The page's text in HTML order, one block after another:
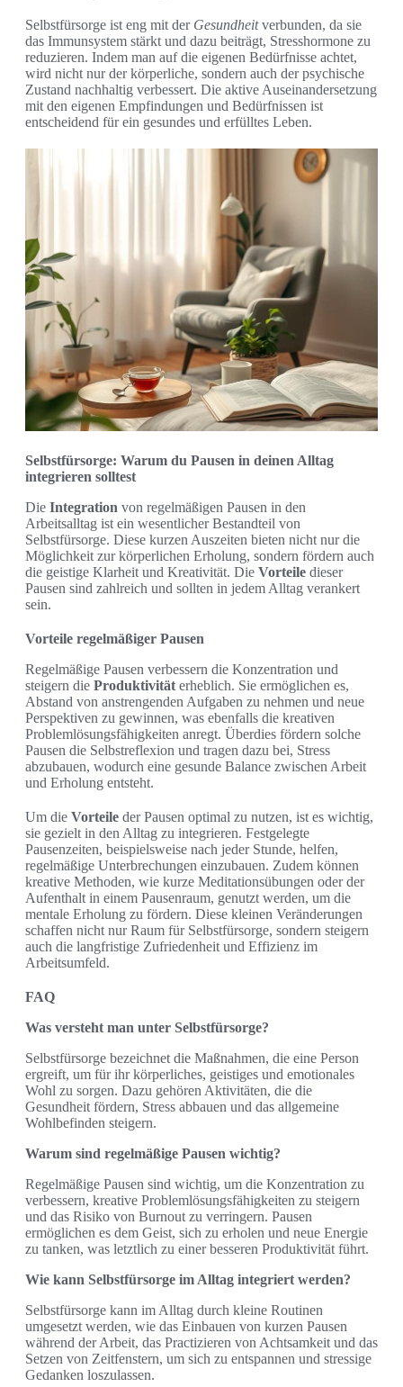
Selbstfürsorge ist eng mit der Gesundheitverbunden, da sie
das Immunsystem stärkt und dazu beiträgt, Stresshormone zu
reduzieren. Indem man auf die eigenen Bedürfnisse achtet,
wird nicht nur der körperliche, sondern auch der psychische
Zustand nachhaltig verbessert. Die aktive Auseinandersetzung
mit den eigenen Empfindungen und Bedürfnissen ist
entscheidend für ein gesundes und erfülltes Leben.
Selbstfürsorge: Warum du Pausen in deinen Alltag
integrieren solltest
Die Integration von regelmäßigen Pausen in den
Arbeitsalltag ist ein wesentlicher Bestandteil von
Selbstfürsorge. Diese kurzen Auszeiten bieten nicht nur die
Möglichkeit zur körperlichen Erholung, sondern fördern auch
die geistige Klarheit und Kreativität. Die Vorteile dieser
Pausen sind zahlreich und sollten in jedem Alltag verankert
sein.
Vorteile regelmäßiger Pausen
Regelmäßige Pausen verbessern die Konzentration und
steigern die Produktivität erheblich. Sie ermöglichen es,
Abstand von anstrengenden Aufgaben zu nehmen und neue
Perspektiven zu gewinnen, was ebenfalls die kreativen
Problemlösungsfähigkeiten anregt. Überdies fördern solche
Pausen die Selbstreflexion und tragen dazu bei, Stress
abzubauen, wodurch eine gesunde Balance zwischen Arbeit
und Erholung entsteht.
Um die Vorteile der Pausen optimal zu nutzen, ist es wichtig,
sie gezielt in den Alltag zu integrieren. Festgelegte
Pausenzeiten, beispielsweise nach jeder Stunde, helfen,
regelmäßige Unterbrechungen einzubauen. Zudem können
kreative Methoden, wie kurze Meditationsübungen oder der
Aufenthalt in einem Pausenraum, genutzt werden, um die
mentale Erholung zu fördern. Diese kleinen Veränderungen
schaffen nicht nur Raum für Selbstfürsorge, sondern steigern
auch die langfristige Zufriedenheit und Effizienz im
Arbeitsumfeld.
FAQ
Was versteht man unter Selbstfürsorge?
Selbstfürsorge bezeichnet die Maßnahmen, die eine Person
ergreift, um für ihr körperliches, geistiges und emotionales
Wohl zu sorgen. Dazu gehören Aktivitäten, die die
Gesundheit fördern, Stress abbauen und das allgemeine
Wohlbefinden steigern.
Warum sind regelmäßige Pausen wichtig?
Regelmäßige Pausen sind wichtig, um die Konzentration zu
verbessern, kreative Problemlösungsfähigkeiten zu steigern
und das Risiko von Burnout zu verringern. Pausen
ermöglichen es dem Geist, sich zu erholen und neue Energie
zu tanken, was letztlich zu einer besseren Produktivität führt.
Wie kann Selbstfürsorge im Alltag integriert werden?
Selbstfürsorge kann im Alltag durch kleine Routinen
umgesetzt werden, wie das Einbauen von kurzen Pausen
während der Arbeit, das Practizieren von Achtsamkeit und das
Setzen von Zeitfenstern, um sich zu entspannen und stressige
Gedanken loszulassen.